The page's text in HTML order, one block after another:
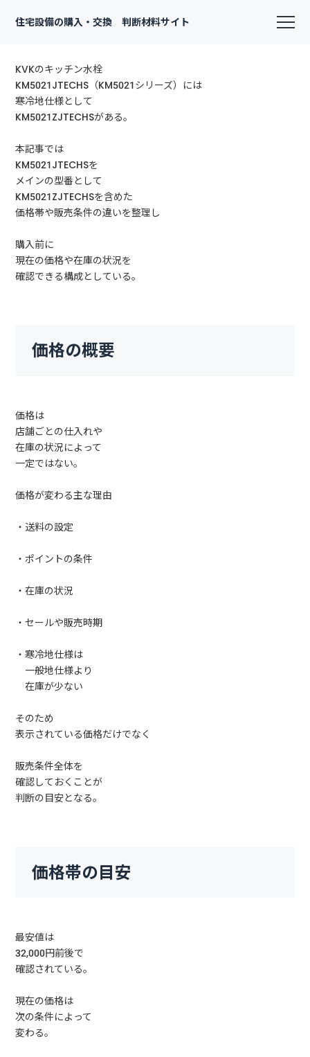
住宅設備の購入・交換 判断材料サイト
KVKのキッチン水栓
KM5021JTECHS（KM5021シリーズ）には
寒冷地仕様として
KM5021ZJTECHSがある。
本記事では
KM5021JTECHSを
メインの型番として
KM5021ZJTECHSを含めた
価格帯や販売条件の違いを整理し
購入前に
現在の価格や在庫の状況を
確認できる構成としている。
価格の概要
価格は
店舗ごとの仕入れや
在庫の状況によって
一定ではない。
価格が変わる主な理由
・送料の設定
・ポイントの条件
・在庫の状況
・セールや販売時期
・寒冷地仕様は
一般地仕様より
在庫が少ない
そのため
表示されている価格だけでなく
販売条件全体を
確認しておくことが
判断の目安となる。
価格帯の目安
最安値は
32,000円前後で
確認されている。
現在の価格は
次の条件によって
変わる。